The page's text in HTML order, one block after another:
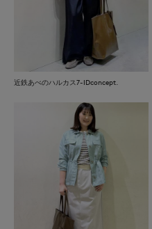
近鉄あべのハルカス7-IDconcept.